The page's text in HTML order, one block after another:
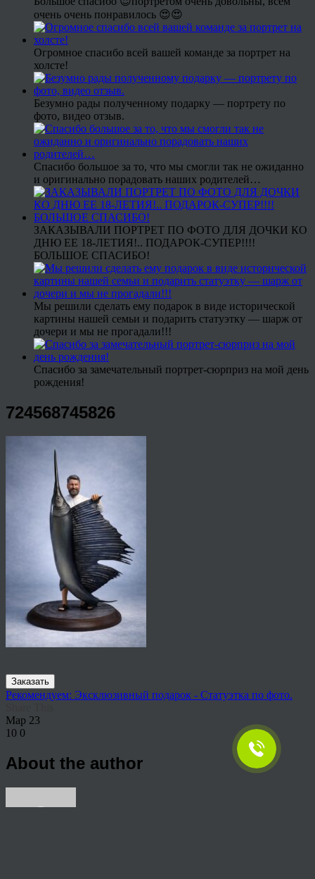
очень очень понравилось 😍😍
Огромное спасибо всей вашей команде за портрет на
холсте!
Безумно рады полученному подарку — портрету по
фото, видео отзыв.
Спасибо большое за то, что мы смогли так не ожиданно
и оригинально порадовать наших родителей…
ЗАКАЗЫВАЛИ ПОРТРЕТ ПО ФОТО ДЛЯ ДОЧКИ КО
ДНЮ ЕЕ 18-ЛЕТИЯ!.. ПОДАРОК-СУПЕР!!!!
БОЛЬШОЕ СПАСИБО!
Мы решили сделать ему подарок в виде исторической
картины нашей семьи и подарить статуэтку — шарж от
дочери и мы не прогадали!!!
Спасибо за замечательный портрет-сюрприз на мой день
рождения!
724568745826
Заказать
Рекомендуем: Эксклюзивный подарок - Статуэтка по фото.
Мар 23
10 0
About the author